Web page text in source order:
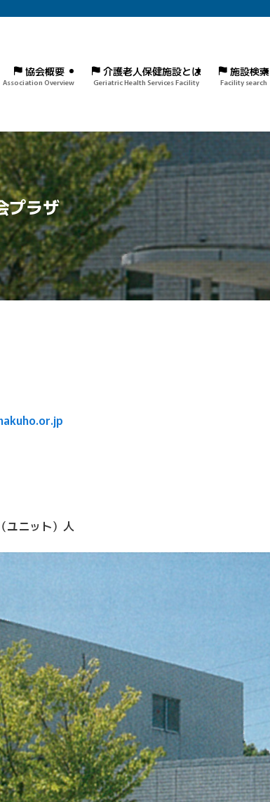
協会概要
Association Overview
介護老人保健施設とは
Geriatric Health Services Facility
施設検索
Facility search
プラザ
ユニット）人